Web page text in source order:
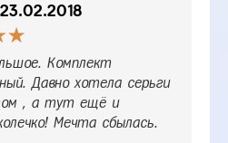
23.02.2018
Комплект
Давно хотела серьги
, а тут ещё и
Мечта сбылась.